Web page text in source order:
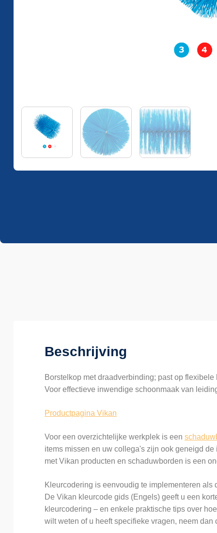
Beschrijving
Borstelkop met draadverbinding; past op
Voor effectieve inwendige schoonmaak van
Productpagina Vikan
Voor een overzichtelijke werkplek is een
items missen en uw collega's zijn ook geneigd
met Vikan producten en schaduwborden is een
Kleurcodering is eenvoudig te implementeren
De Vikan kleurcode gids (Engels) geeft u een
kleurcodering – en enkele praktische tips over
wilt weten of u heeft specifieke vragen, neem dan